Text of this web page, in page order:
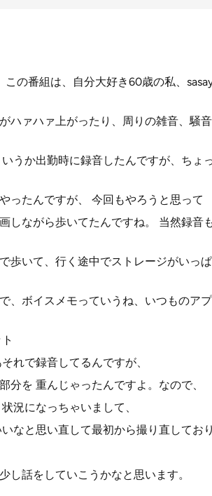
の番組は、自分大好き60歳の私、
ハァハァ上がったり、周りの雑音、騒
うか出勤時に録音したんですが、ちょ
ったんですが、 今回もやろうと思って
しながら歩いてたんですね。 当然録音
歩いて、行く途中でストレージがいっ
、ボイスメモっていうね、いつものア
れで録音してるんですが、
分を 重んじゃったんですよ。なので、
況になっちゃいまして、
なと思い直して最初から撮り直しており
し話をしていこうかなと思います。